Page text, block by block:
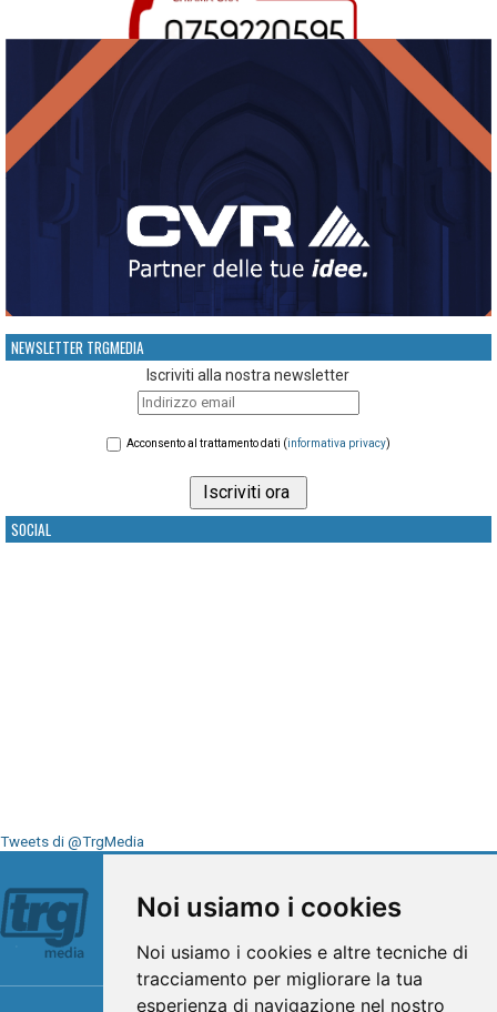
Noi usiamo i cookies
Noi usiamo i cookies e altre tecniche di
tracciamento per migliorare la tua
esperienza di navigazione nel nostro
NEWSLETTER TRGMEDIA
Iscriviti alla nostra newsletter
Acconsento al trattamento dati (informativa privacy)
SOCIAL
Tweets di @TrgMedia